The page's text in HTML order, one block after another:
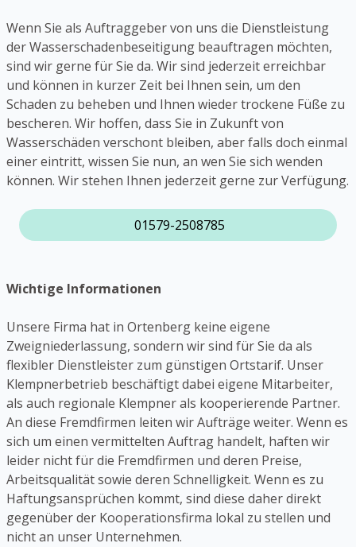
Wenn Sie als Auftraggeber von uns die Dienstleistung
der Wasserschadenbeseitigung beauftragen möchten,
sind wir gerne für Sie da. Wir sind jederzeit erreichbar
und können in kurzer Zeit bei Ihnen sein, um den
Schaden zu beheben und Ihnen wieder trockene Füße zu
bescheren. Wir hoffen, dass Sie in Zukunft von
Wasserschäden verschont bleiben, aber falls doch einmal
einer eintritt, wissen Sie nun, an wen Sie sich wenden
können. Wir stehen Ihnen jederzeit gerne zur Verfügung.
01579-2508785
Wichtige Informationen
Unsere Firma hat in Ortenberg keine eigene
Zweigniederlassung, sondern wir sind für Sie da als
flexibler Dienstleister zum günstigen Ortstarif. Unser
Klempnerbetrieb beschäftigt dabei eigene Mitarbeiter,
als auch regionale Klempner als kooperierende Partner.
An diese Fremdfirmen leiten wir Aufträge weiter. Wenn es
sich um einen vermittelten Auftrag handelt, haften wir
leider nicht für die Fremdfirmen und deren Preise,
Arbeitsqualität sowie deren Schnelligkeit. Wenn es zu
Haftungsansprüchen kommt, sind diese daher direkt
gegenüber der Kooperationsfirma lokal zu stellen und
nicht an unser Unternehmen.